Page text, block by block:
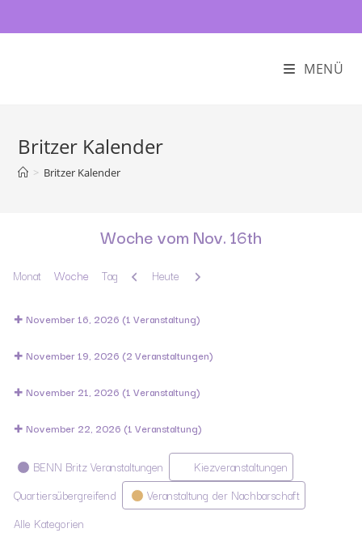
MENÜ
Britzer Kalender
> Britzer Kalender
Woche vom Nov. 16th
Monat Woche Tag Zurück
Heute Weiter
November 16, 2026 (1 Veranstaltung)
November 19, 2026 (2 Veranstaltungen)
November 21, 2026 (1 Veranstaltung)
November 22, 2026 (1 Veranstaltung)
Kategorien
BENN Britz Veranstaltungen
Kiezveranstaltungen
Quartiersübergreifend
Veranstaltung der Nachbarschaft
Alle Kategorien